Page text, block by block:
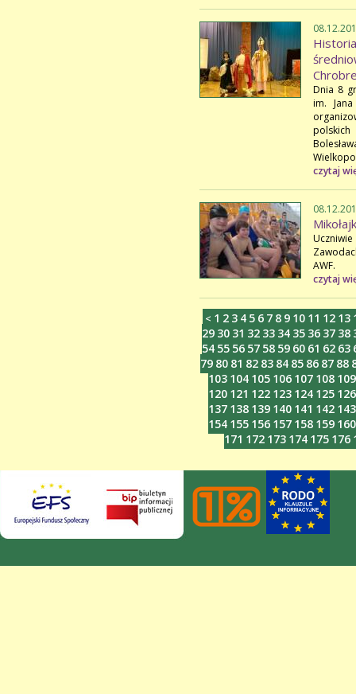
Dnia 8
im.
czytaj
AWF.
czytaj
< 1 2 3 4 5 6 7 8 9 10 11 12 13
29 30 31 32 33 34 35 36 37 38
54 55 56 57 58 59 60 61 62 63
79 80 81 82 83 84 85 86 87 88
103 104 105 106 107 108 109
120 121 122 123 124 125 126
137 138 139 140 141 142 143
154 155 156 157 158 159 160
171 172 173 174 175 176